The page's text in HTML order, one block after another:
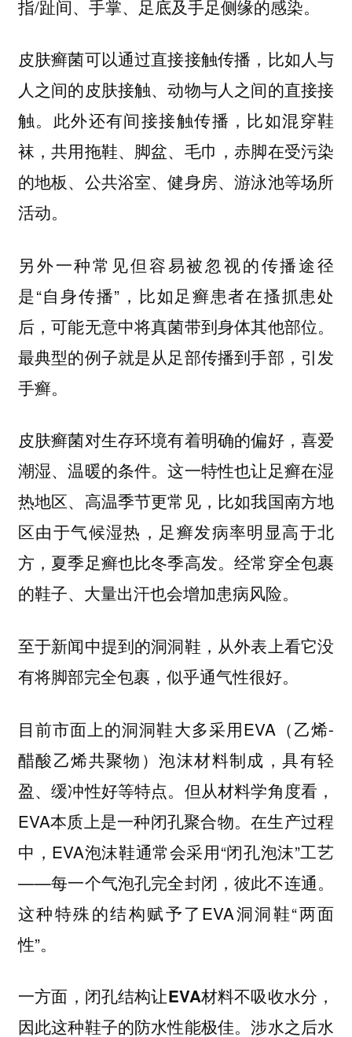
指/趾间、手掌、足底及手足侧缘的感染。
皮肤癣菌可以通过直接接触传播，比如人与
人之间的皮肤接触、动物与人之间的直接接
触。此外还有间接接触传播， 比如混穿鞋
袜，共用拖鞋、脚盆、毛巾，赤脚在受污染
的地板、公共浴室、健身房、游泳池等场所
活动。
另外一种常见但容易被忽视的传播途径
是“自身传播”， 比如足癣患者在搔抓患处
后，可能无意中将真菌带到身体其他部位。
最典型的例子就是从足部传播到手部，引发
手癣。
皮肤癣菌对生存环境有着明确的偏好，喜爱
潮湿、温暖的条件。这一特性也让足癣在湿
热地区、高温季节更常见，比如我国南方地
区由于气候湿热，足癣发病率明显高于北
方，夏季足癣也比冬季高发。经常穿全包裹
的鞋子、大量出汗也会增加患病风险。
至于新闻中提到的洞洞鞋，从外表上看它没
有将脚部完全包裹，似乎通气性很好。
目前市面上的洞洞鞋大多采用EVA（乙烯-
醋酸乙烯共聚物）泡沫材料制成，具有轻
盈、缓冲性好等特点。但从材料学角度看，
EVA本质上是一种闭孔聚合物。在生产过程
中，EVA泡沫鞋通常会采用“闭孔泡沫”工艺
——每一个气泡孔完全封闭，彼此不连通。
这种特殊的结构赋予了EVA洞洞鞋“两面
性”。
一方面， 闭孔结构让EVA材料不吸收水分，
因此这种鞋子的防水性能极佳。涉水之后水